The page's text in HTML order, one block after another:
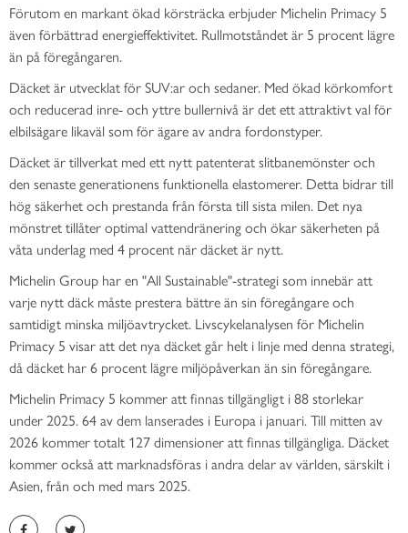
Förutom en markant ökad körsträcka erbjuder Michelin Primacy 5
även förbättrad energieffektivitet. Rullmotståndet är 5 procent lägre
än på föregångaren.
Däcket är utvecklat för SUV:ar och sedaner. Med ökad körkomfort
och reducerad inre- och yttre bullernivå är det ett attraktivt val för
elbilsägare likaväl som för ägare av andra fordonstyper.
Däcket är tillverkat med ett nytt patenterat slitbanemönster och
den senaste generationens funktionella elastomerer. Detta bidrar till
hög säkerhet och prestanda från första till sista milen. Det nya
mönstret tillåter optimal vattendränering och ökar säkerheten på
våta underlag med 4 procent när däcket är nytt.
Michelin Group har en "All Sustainable"-strategi som innebär att
varje nytt däck måste prestera bättre än sin föregångare och
samtidigt minska miljöavtrycket. Livscykelanalysen för Michelin
Primacy 5 visar att det nya däcket går helt i linje med denna strategi,
då däcket har 6 procent lägre miljöpåverkan än sin föregångare.
Michelin Primacy 5 kommer att finnas tillgängligt i 88 storlekar
under 2025. 64 av dem lanserades i Europa i januari. Till mitten av
2026 kommer totalt 127 dimensioner att finnas tillgängliga. Däcket
kommer också att marknadsföras i andra delar av världen, särskilt i
Asien, från och med mars 2025.